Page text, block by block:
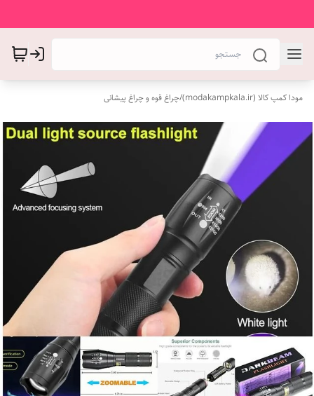
مودا کمپ کالا (modakampkala.ir) /چراغ قوه و چراغ پیشانی